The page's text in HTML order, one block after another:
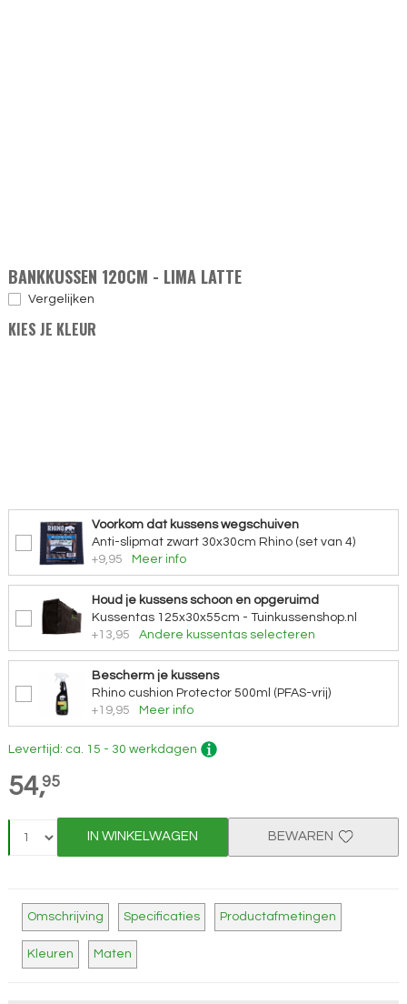
BANKKUSSEN 120CM - LIMA LATTE
Vergelijken
KIES JE KLEUR
Voorkom dat kussens wegschuiven
Anti-slipmat zwart 30x30cm Rhino (set van 4)
+9,95
Meer info
Houd je kussens schoon en opgeruimd
Kussentas 125x30x55cm - Tuinkussenshop.nl
+13,95
Andere kussentas selecteren
Bescherm je kussens
Rhino cushion Protector 500ml (PFAS-vrij)
+19,95
Meer info
Levertijd: ca. 15 - 30 werkdagen
54,95
IN WINKELWAGEN BEWAREN
Omschrijving Specificaties Productafmetingen
Kleuren Maten